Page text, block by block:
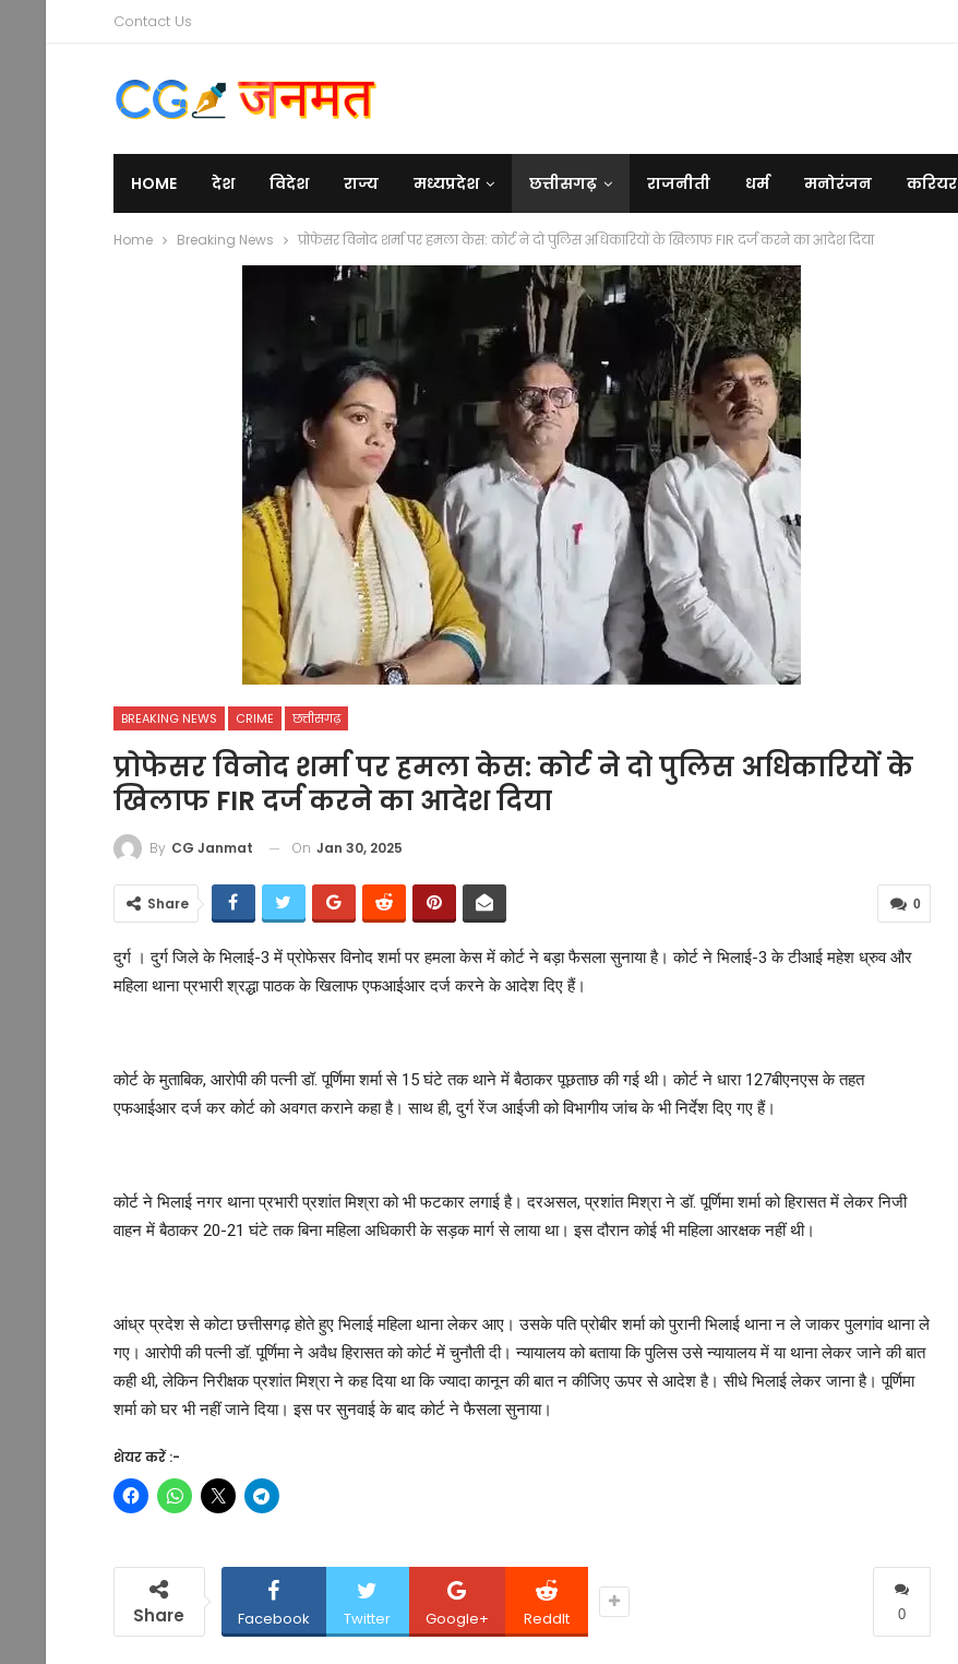
Contact Us
HOME देश विदेश राज्य मध्यप्रदेश छत्तीसगढ़ राजनीती धर्म मनोरंजन करियर
Home Breaking News प्रोफेसर विनोद शर्मा पर हमला केस: कोर्ट ने दो पुलिस अधिकारियों के खिलाफ FIR दर्ज करने का आदेश दिया
BREAKING NEWS CRIME छत्तीसगढ़
प्रोफेसर विनोद शर्मा पर हमला केस: कोर्ट ने दो पुलिस अधिकारियों के
खिलाफ FIR दर्ज करने का आदेश दिया
By CG Janmat On Jan 30, 2025
0
Share
दुर्ग । दुर्ग जिले के भिलाई-3 में प्रोफेसर विनोद शर्मा पर हमला केस में कोर्ट ने बड़ा फैसला सुनाया है। कोर्ट ने भिलाई-3 के टीआई महेश ध्रुव और
महिला थाना प्रभारी श्रद्धा पाठक के खिलाफ एफआईआर दर्ज करने के आदेश दिए हैं।
कोर्ट के मुताबिक, आरोपी की पत्नी डॉ. पूर्णिमा शर्मा से 15 घंटे तक थाने में बैठाकर पूछताछ की गई थी। कोर्ट ने धारा 127बीएनएस के तहत
एफआईआर दर्ज कर कोर्ट को अवगत कराने कहा है। साथ ही, दुर्ग रेंज आईजी को विभागीय जांच के भी निर्देश दिए गए हैं।
कोर्ट ने भिलाई नगर थाना प्रभारी प्रशांत मिश्रा को भी फटकार लगाई है। दरअसल, प्रशांत मिश्रा ने डॉ. पूर्णिमा शर्मा को हिरासत में लेकर निजी
वाहन में बैठाकर 20-21 घंटे तक बिना महिला अधिकारी के सड़क मार्ग से लाया था। इस दौरान कोई भी महिला आरक्षक नहीं थी।
आंध्र प्रदेश से कोटा छत्तीसगढ़ होते हुए भिलाई महिला थाना लेकर आए। उसके पति प्रोबीर शर्मा को पुरानी भिलाई थाना न ले जाकर पुलगांव थाना ले
गए। आरोपी की पत्नी डॉ. पूर्णिमा ने अवैध हिरासत को कोर्ट में चुनौती दी। न्यायालय को बताया कि पुलिस उसे न्यायालय में या थाना लेकर जाने की बात
कही थी, लेकिन निरीक्षक प्रशांत मिश्रा ने कह दिया था कि ज्यादा कानून की बात न कीजिए ऊपर से आदेश है। सीधे भिलाई लेकर जाना है। पूर्णिमा
शर्मा को घर भी नहीं जाने दिया। इस पर सुनवाई के बाद कोर्ट ने फैसला सुनाया।
शेयर करें :-
0
Share Facebook Twitter Google+ ReddIt